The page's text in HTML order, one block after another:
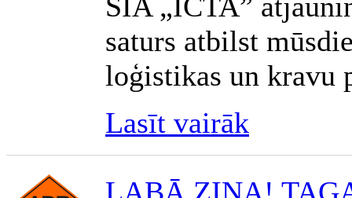
saturs atbilst
loģistikas un kravu
Lasīt vairāk